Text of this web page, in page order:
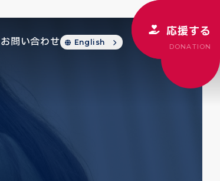
お問い合わせ English
応援する
DONATION